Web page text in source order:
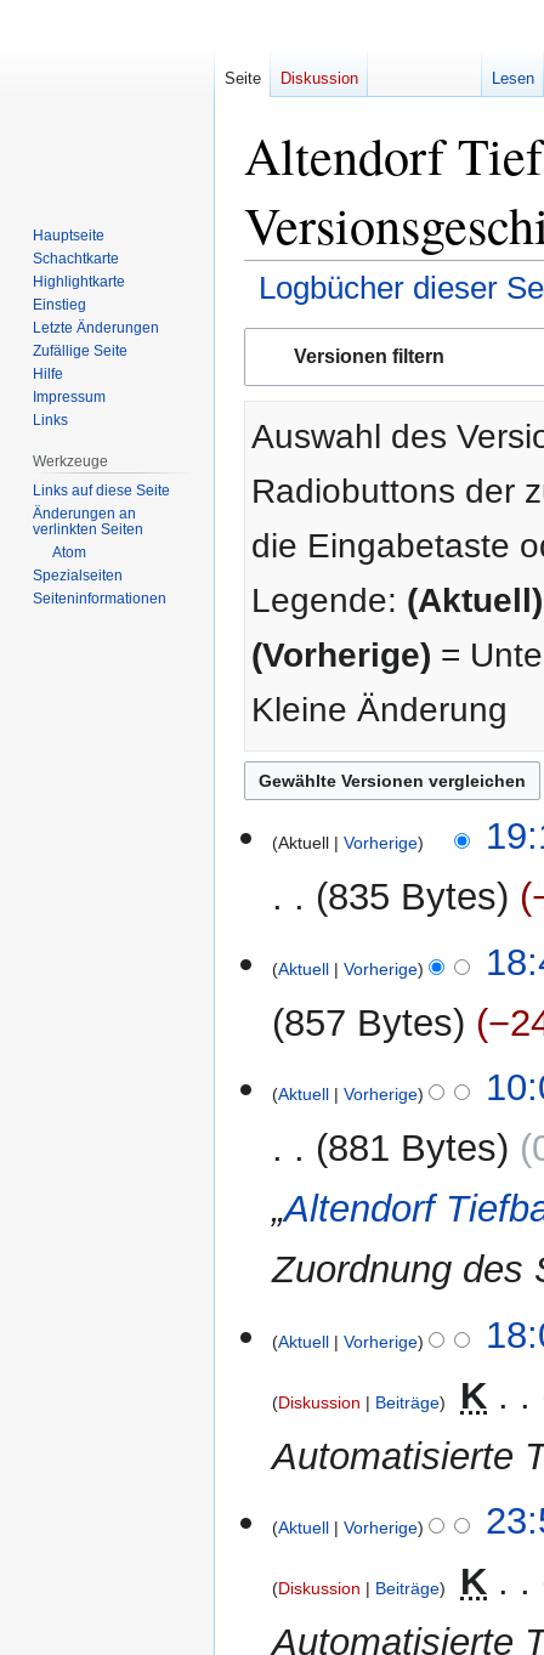
Altendorf
Logbücher dieser
NavigationVersionen filtern
Auswahl des
Radiobuttons der
die Eingabetaste
Legende: (Aktuell)
(Vorherige) =
Kleine Änderung
JanuarAktuell Vorherige
835 Bytes
AprilAktuell Vorherige
857 Bytes
JuniAktuell Vorherige
881 Bytes
„Altendorf
Zuordnung des
Mai
Aktuell Vorherige
Diskussion Beiträge
K
Automatisierte
AprilAktuell Vorherige
Diskussion Beiträge
K
Automatisierte
Seite Diskussion Lesen
Hauptseite
Schachtkarte
Highlightkarte
Einstieg
Letzte Änderungen
Zufällige Seite
Hilfe
Impressum
Links
Werkzeuge
Links auf diese Seite
Änderungen an
verlinkten Seiten
Atom
Spezialseiten
Seiten­­informationen